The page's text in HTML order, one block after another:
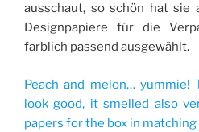
ausschaut, so schön hat sie
Designpapiere für die
farblich passend ausgewählt.
Peach and melon… yummie!
look good, it smelled also
papers for the box in